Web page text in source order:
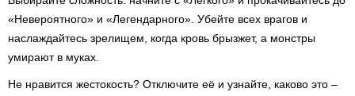
«Невероятного» и «Легендарного». Убейте всех врагов и
наслаждайтесь зрелищем, когда кровь брызжет, а монстры
умирают в муках.
Не нравится жестокость? Отключите её и узнайте, каково это –